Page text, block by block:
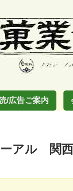
/広告ご案内
アル 関